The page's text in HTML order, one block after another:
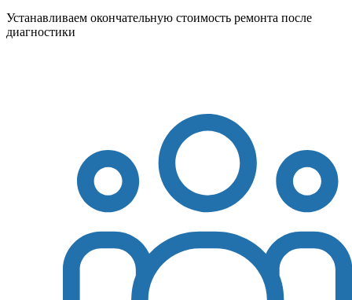
Устанавливаем окончательную стоимость ремонта после
диагностики